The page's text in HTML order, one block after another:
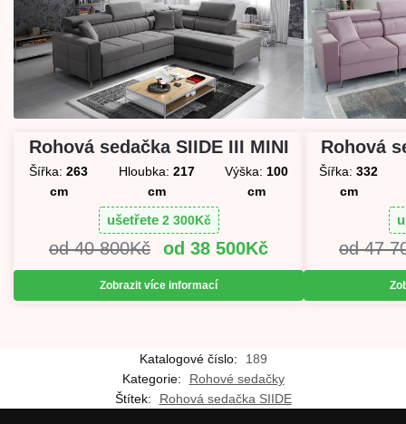
Rohová sedačka SIIDE III MINI
Šířka: 263
cm
Hloubka: 217
cm
Výška: 100
cm
ušetřete 2 300Kč
40 800Kč 38 500Kč
Zobrazit více informací
Rohová
Šířka: 332
cm
47
Katalogové číslo:
189
Kategorie:
Rohové sedačky
Štítek:
Rohová sedačka SIIDE